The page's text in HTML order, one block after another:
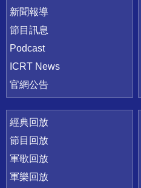
新聞報導
節目訊息
Podcast
ICRT News
官網公告
經典回放
節目回放
軍歌回放
軍樂回放